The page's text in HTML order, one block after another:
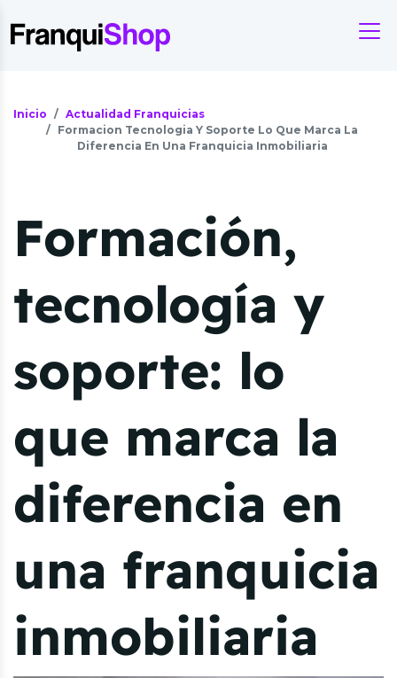
Inicio
Actualidad Franquicias
Formacion Tecnologia Y Soporte Lo Que Marca La
Diferencia En Una Franquicia Inmobiliaria
Formación,
tecnología y
soporte: lo
que marca la
diferencia en
una franquicia
inmobiliaria